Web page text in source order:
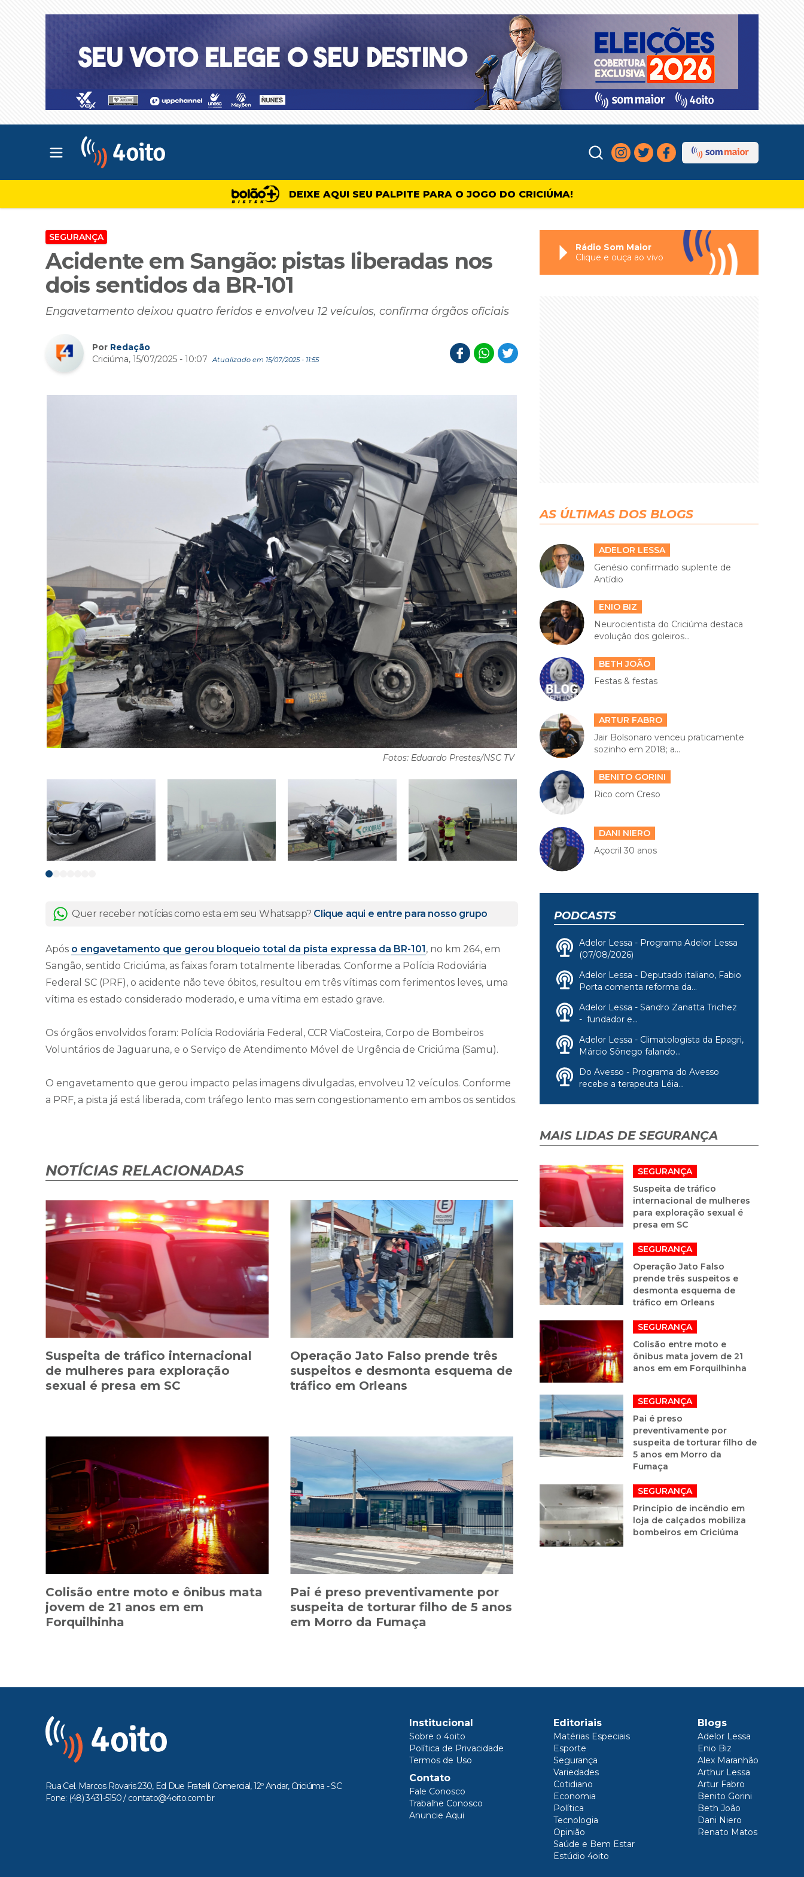
Abrir menu principal
DEIXE AQUI SEU PALPITE PARA O JOGO DO CRICIÚMA!
SEGURANÇA
Acidente em Sangão: pistas liberadas nos
dois sentidos da BR-101
Engavetamento deixou quatro feridos e envolveu 12 veículos, confirma órgãos oficiais
Por Redação
Criciúma, 15/07/2025 - 10:07
Atualizado em 15/07/2025 - 11:55
Fotos: Eduardo Prestes/NSC TV
Quer receber notícias como esta em seu Whatsapp? Clique aqui e entre para nosso grupo
Após o engavetamento que gerou bloqueio total da pista expressa da BR-101, no km 264, em
Sangão, sentido Criciúma, as faixas foram totalmente liberadas. Conforme a Polícia Rodoviária
Federal SC (PRF), o acidente não teve óbitos, resultou em três vítimas com ferimentos leves, uma
vítima es estado considerado moderado, e uma vítima em estado grave.
Os órgãos envolvidos foram: Polícia Rodoviária Federal, CCR ViaCosteira, Corpo de Bombeiros
Voluntários de Jaguaruna, e o Serviço de Atendimento Móvel de Urgência de Criciúma (Samu).
O engavetamento que gerou impacto pelas imagens divulgadas, envolveu 12 veículos. Conforme
a PRF, a pista já está liberada, com tráfego lento mas sem congestionamento em ambos os sentidos.
NOTÍCIAS RELACIONADAS
Suspeita de tráfico internacional
de mulheres para exploração
sexual é presa em SC
Operação Jato Falso prende três
suspeitos e desmonta esquema de
tráfico em Orleans
Colisão entre moto e ônibus mata
jovem de 21 anos em em
Forquilhinha
Pai é preso preventivamente por
suspeita de torturar filho de 5 anos
em Morro da Fumaça
Rádio Som Maior
Clique e ouça ao vivo
AS ÚLTIMAS DOS BLOGS
ADELOR LESSA
Genésio confirmado suplente de
Antídio
ENIO BIZ
Neurocientista do Criciúma destaca
evolução dos goleiros...
BETH JOÃO
Festas & festas
ARTUR FABRO
Jair Bolsonaro venceu praticamente
sozinho em 2018; a...
BENITO GORINI
Rico com Creso
DANI NIERO
Açocril 30 anos
PODCASTS
Adelor Lessa - Programa Adelor Lessa
(07/08/2026)
Adelor Lessa - Deputado italiano, Fabio
Porta comenta reforma da...
Adelor Lessa - Sandro Zanatta Trichez
- fundador e...
Adelor Lessa - Climatologista da Epagri,
Márcio Sônego falando...
Do Avesso - Programa do Avesso
recebe a terapeuta Léia...
MAIS LIDAS DE SEGURANÇA
SEGURANÇA
Suspeita de tráfico
internacional de mulheres
para exploração sexual é
presa em SC
SEGURANÇA
Operação Jato Falso
prende três suspeitos e
desmonta esquema de
tráfico em Orleans
SEGURANÇA
Colisão entre moto e
ônibus mata jovem de 21
anos em em Forquilhinha
SEGURANÇA
Pai é preso
preventivamente por
suspeita de torturar filho de
5 anos em Morro da
Fumaça
SEGURANÇA
Princípio de incêndio em
loja de calçados mobiliza
bombeiros em Criciúma
Rua Cel. Marcos Rovaris 230, Ed Due Fratelli Comercial, 12º Andar, Criciúma - SC
Fone: (48) 3431-5150 / contato@4oito.com.br
Institucional
Sobre o 4oito
Política de Privacidade
Termos de Uso
Contato
Fale Conosco
Trabalhe Conosco
Anuncie Aqui
Editoriais
Matérias Especiais
Esporte
Segurança
Variedades
Cotidiano
Economia
Política
Tecnologia
Opinião
Saúde e Bem Estar
Estúdio 4oito
Blogs
Adelor Lessa
Enio Biz
Alex Maranhão
Arthur Lessa
Artur Fabro
Benito Gorini
Beth João
Dani Niero
Renato Matos